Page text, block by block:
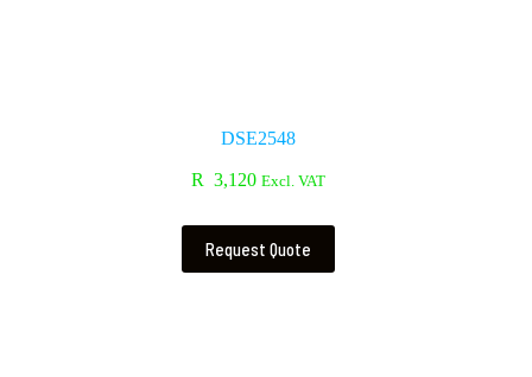
DSE2548
R 3,120 Excl. VAT
Request Quote